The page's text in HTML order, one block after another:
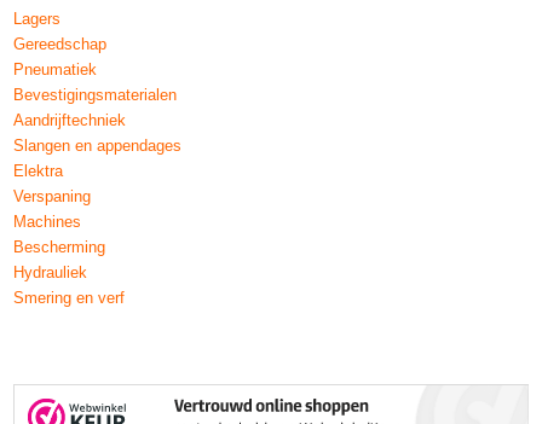
Lagers
Gereedschap
Pneumatiek
Bevestigingsmaterialen
Aandrijftechniek
Slangen en appendages
Elektra
Verspaning
Machines
Bescherming
Hydrauliek
Smering en verf